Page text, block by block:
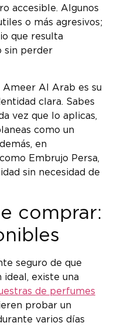
accesible. Algunos
o más agresivos;
que resulta
sin perder
Al Arab es su
clara. Sabes
vez que lo aplicas,
como un
en
Embrujo Persa,
sin necesidad de
comprar:
seguro de que
existe una
de perfumes
probar un
varios días